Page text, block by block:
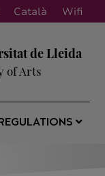
Català Wifi
de Lleida
of Arts